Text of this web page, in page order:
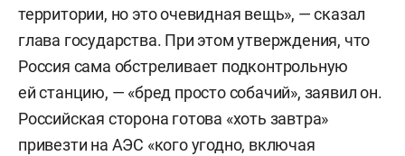
территории, но это очевидная вещь», — сказал
глава государства. При этом утверждения, что
Россия сама обстреливает подконтрольную
ей станцию, — «бред просто собачий», заявил он.
Российская сторона готова «хоть завтра»
привезти на АЭС «кого угодно, включая